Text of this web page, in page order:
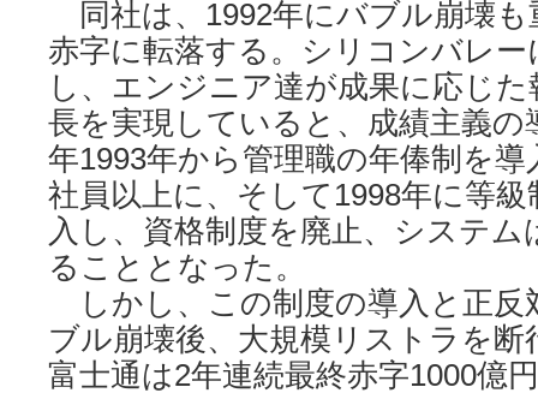
同社は、1992年にバブル崩壊も
赤字に転落する。シリコンバレー
し、エンジニア達が成果に応じ
長を実現していると、成績主義の
年1993年から管理職の年俸制を導
社員以上に、そして1998年に等
入し、資格制度を廃止、システ
ることとなった。
しかし、この制度の導入と正反
ブル崩壊後、大規模リストラを
富士通は2年連続最終赤字1000億